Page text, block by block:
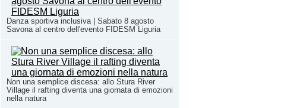
Danza sportiva inclusiva | Sabato 8 agosto
Savona al centro dell'evento FIDESM Liguria
Non una semplice discesa: allo Stura River
Village il rafting diventa una giornata di emozioni
nella natura